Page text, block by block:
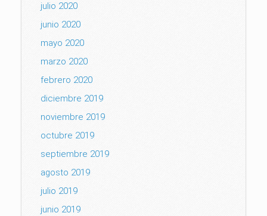
julio 2020
junio 2020
mayo 2020
marzo 2020
febrero 2020
diciembre 2019
noviembre 2019
octubre 2019
septiembre 2019
agosto 2019
julio 2019
junio 2019